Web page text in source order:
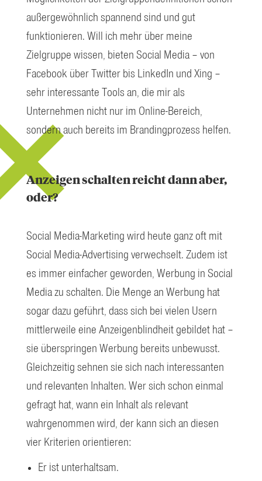
außergewöhnlich spannend sind und gut
funktionieren. Will ich mehr über meine
Zielgruppe wissen, bieten Social Media – von
Facebook über Twitter bis LinkedIn und Xing –
sehr interessante Tools an, die mir als
Unternehmen nicht nur im Online-Bereich,
sondern auch bereits im Brandingprozess helfen.
Anzeigen schalten reicht dann aber,
oder?
Social Media-Marketing wird heute ganz oft mit
Social Media-Advertising verwechselt. Zudem ist
es immer einfacher geworden, Werbung in Social
Media zu schalten. Die Menge an Werbung hat
sogar dazu geführt, dass sich bei vielen Usern
mittlerweile eine Anzeigenblindheit gebildet hat –
sie überspringen Werbung bereits unbewusst.
Gleichzeitig sehnen sie sich nach interessanten
und relevanten Inhalten. Wer sich schon einmal
gefragt hat, wann ein Inhalt als relevant
wahrgenommen wird, der kann sich an diesen
vier Kriterien orientieren:
Er ist unterhaltsam.